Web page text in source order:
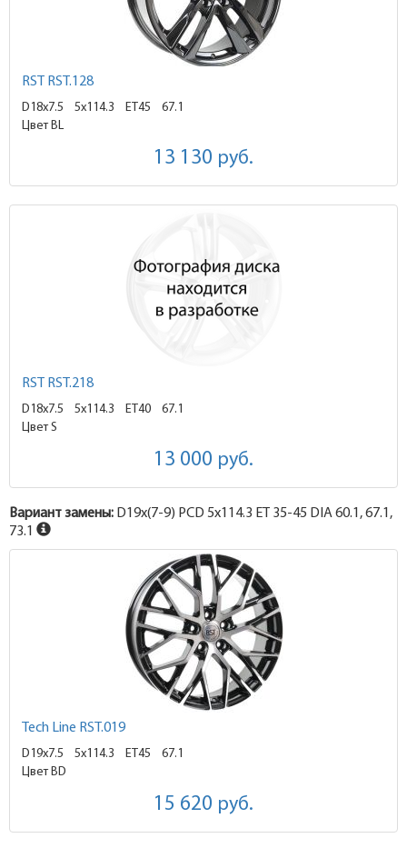
RST RST.128
D18x7.5 5x114.3 ET45
67.1
Цвет BL
13 130 руб.
RST RST.218
D18x7.5 5x114.3 ET40
67.1
Цвет S
13 000 руб.
Вариант замены: D19x(7-9) PCD 5x114.3 ET 35-45 DIA 60.1, 67.1,
73.1
Tech Line RST.019
D19x7.5 5x114.3 ET45
67.1
Цвет BD
15 620 руб.